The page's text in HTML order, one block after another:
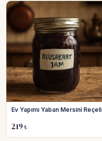
Ev Yapımı Yaban Mersini Reçeli
219 ₺